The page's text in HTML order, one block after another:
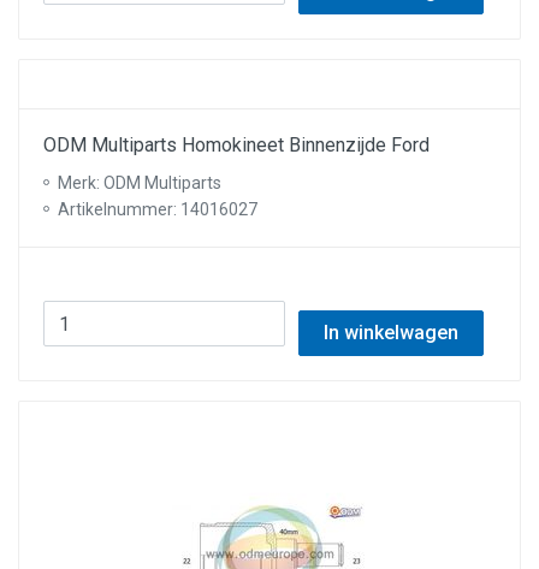
ODM Multiparts Homokineet Binnenzijde Ford
Merk: ODM Multiparts
Artikelnummer: 14016027
In winkelwagen